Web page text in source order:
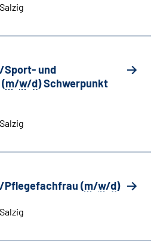
Sport- und
m/w/d) Schwerpunkt
Pflegefachfrau (m/w/d)